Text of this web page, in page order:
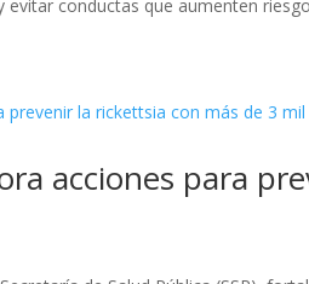
conductas que aumenten
acciones para